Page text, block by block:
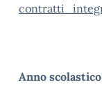
Anno